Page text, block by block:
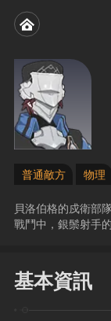
普通敵方 物理
貝洛伯格的戍衛部
戰鬥中，銀鬃射手
基本資訊